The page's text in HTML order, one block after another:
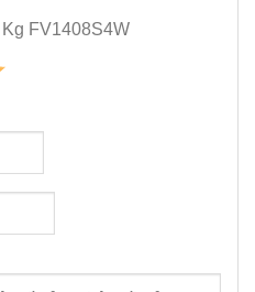
FV1408S4W